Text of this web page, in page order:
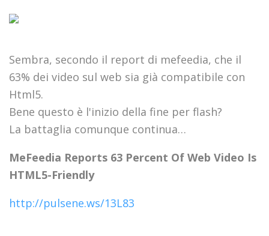
Sembra, secondo il report di mefeedia, che il
63% dei video sul web sia già compatibile con
Html5.
Bene questo è l'inizio della fine per flash?
La battaglia comunque continua…
MeFeedia Reports 63 Percent Of Web Video Is
HTML5-Friendly
http://pulsene.ws/13L83